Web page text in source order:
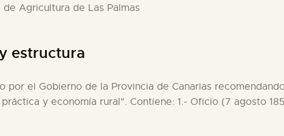
de Agricultura de Las Palmas
estructura
por el Gobierno de la Provincia de Canarias
y economía rural". Contiene: 1.- Oficio (7 agosto